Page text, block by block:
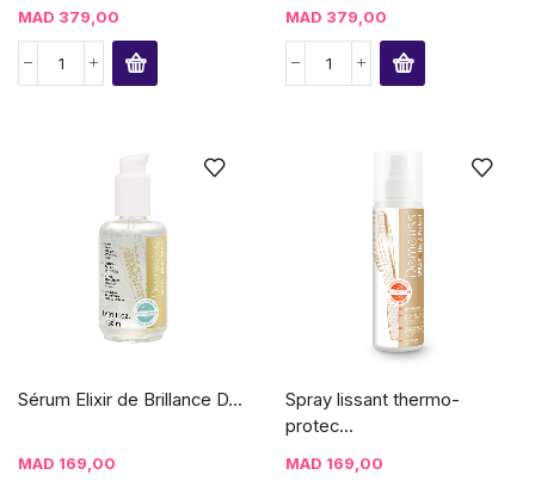
MAD 379,00 MAD 379,00
Sérum Elixir de Brillance D...
MAD 169,00
Spray lissant thermo-
protec...
MAD 169,00